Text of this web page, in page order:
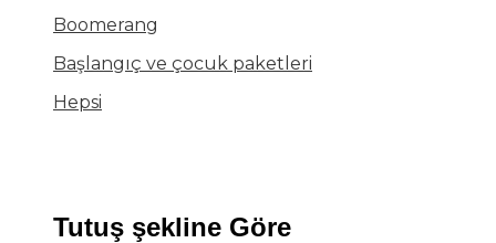
Boomerang
Başlangıç ve çocuk paketleri
Hepsi
Tutuş şekline Göre